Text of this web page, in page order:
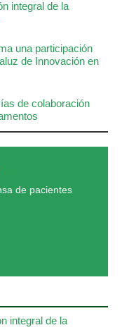
integral de la
una participación
de Innovación en
de colaboración
de pacientes
integral de la